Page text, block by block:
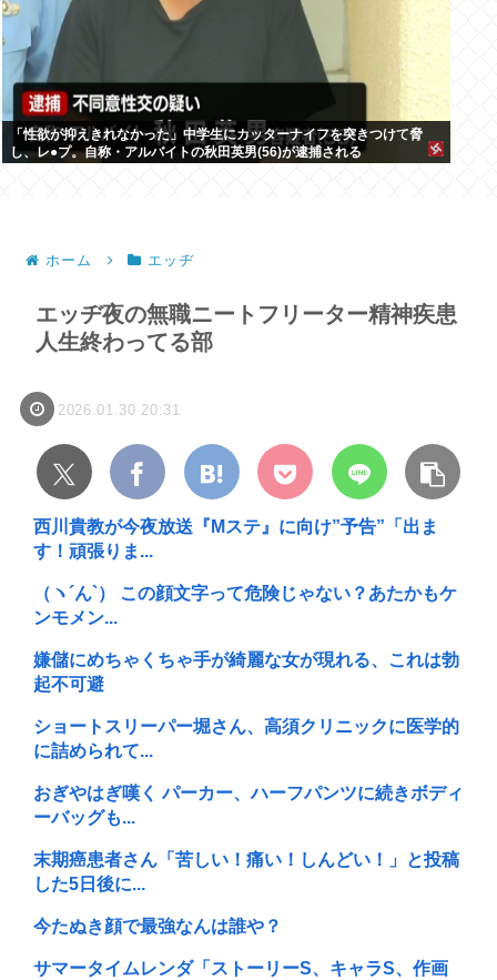
「性欲が抑えきれなかった」中学生にカッターナイフを突きつけて脅
し、レ●プ。自称・アルバイトの秋田英男(56)が逮捕される
ホーム エッヂ
エッヂ夜の無職ニートフリーター精神疾患
人生終わってる部
2026.01.30 20:31
西川貴教が今夜放送『Mステ』に向け”予告”「出ま
す！頑張りま...
（ヽ´ん`） この顔文字って危険じゃない？あたかもケ
ンモメン...
嫌儲にめちゃくちゃ手が綺麗な女が現れる、これは勃
起不可避
ショートスリーパー堀さん、高須クリニックに医学的
に詰められて...
おぎやはぎ嘆く パーカー、ハーフパンツに続きボディ
ーバッグも...
末期癌患者さん「苦しい！痛い！しんどい！」と投稿
した5日後に...
今たぬき顔で最強なんは誰や？
サマータイムレンダ「ストーリーS、キャラS、作画